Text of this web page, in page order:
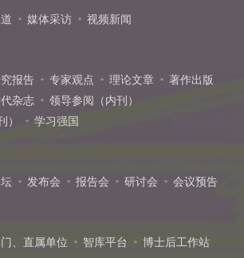
媒体采访 视频新闻
报告 专家观点 理论文章
著作出版
杂志
领导参阅（内刊）
）
学习强国
发布会 报告会 研讨会 会议预告
、直属单位 智库平台
博士后工作站